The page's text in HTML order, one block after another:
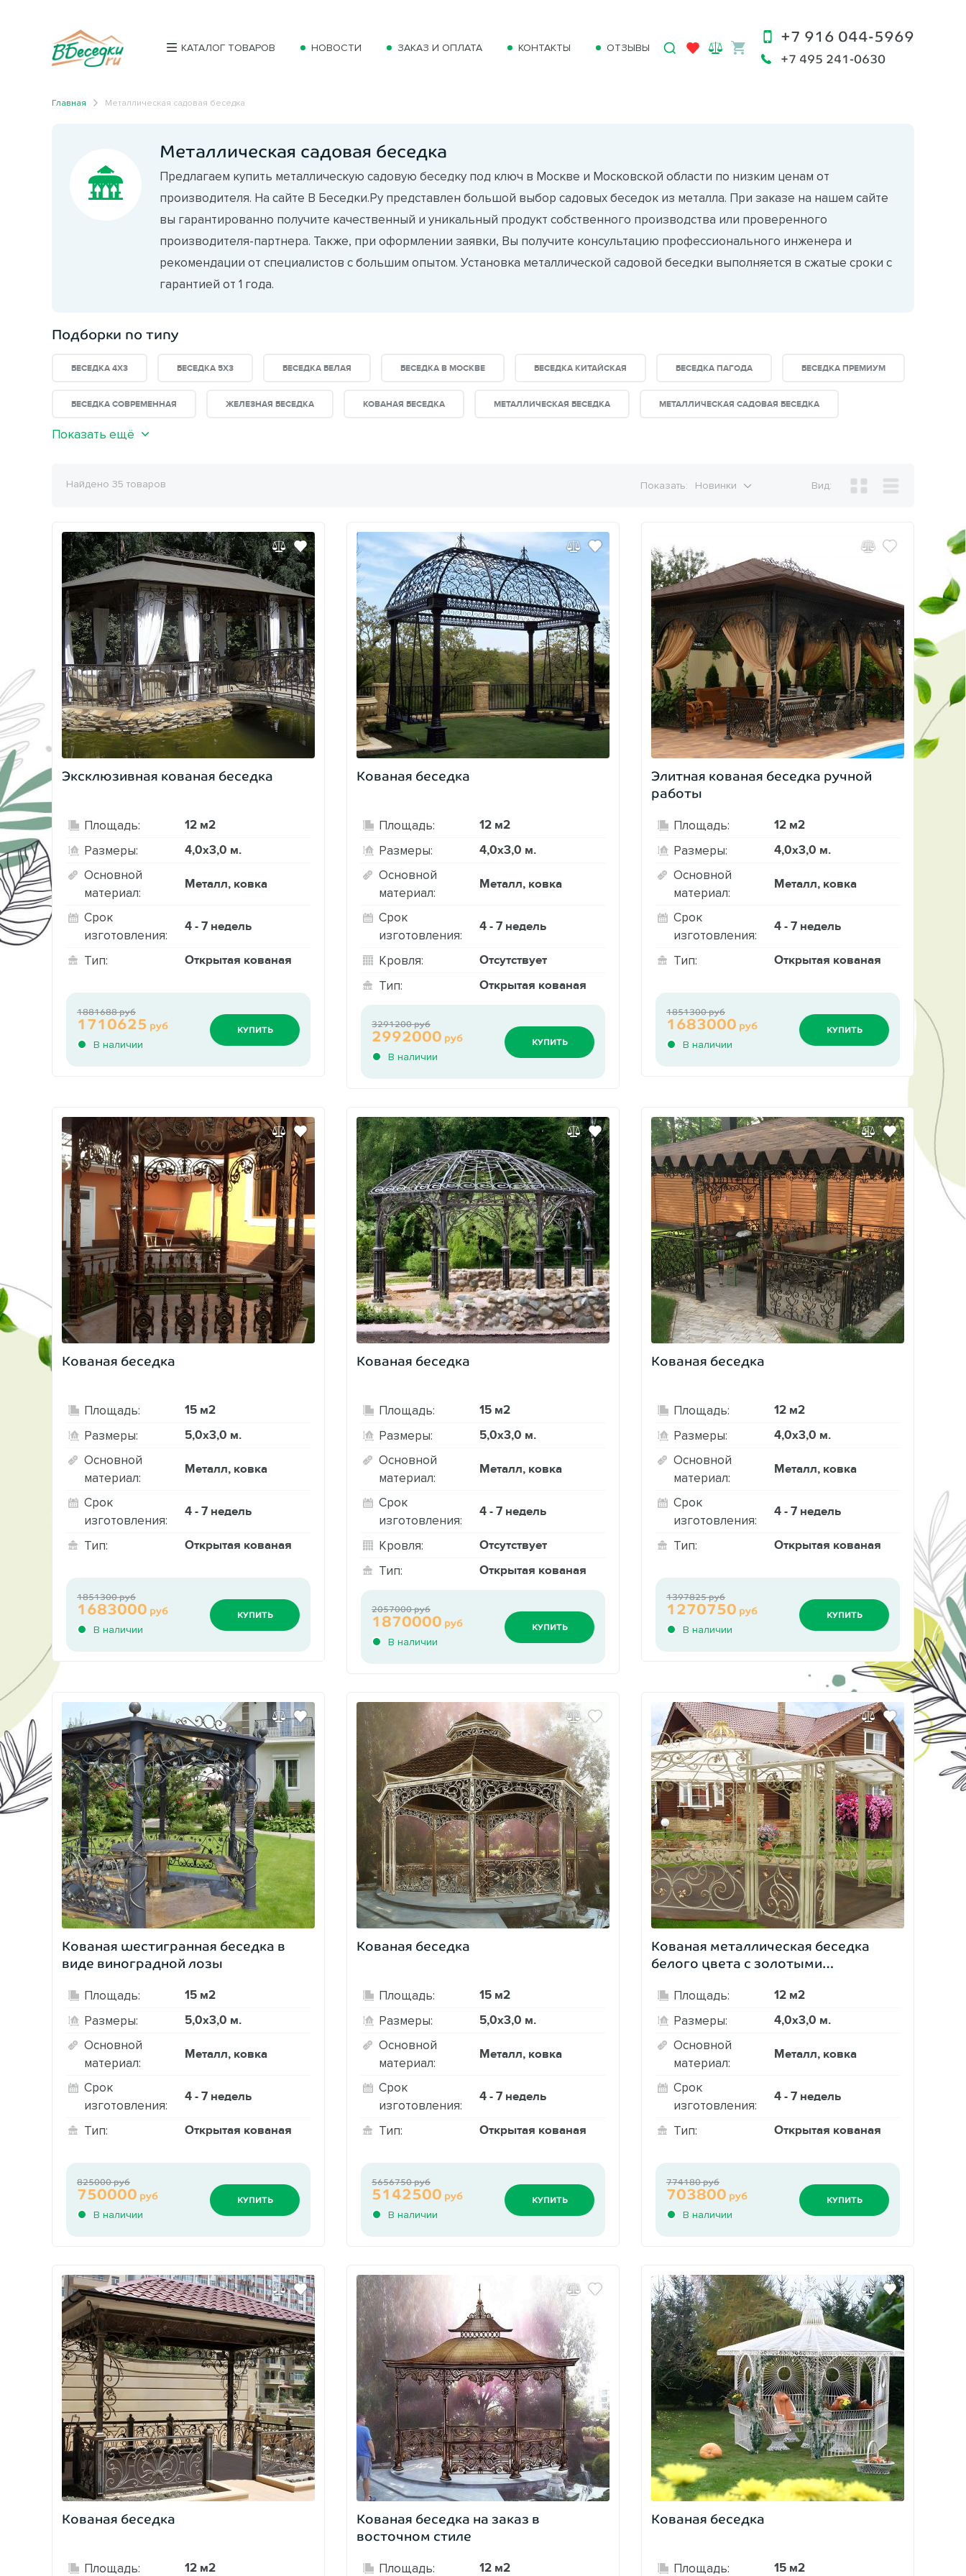
КАТАЛОГ ТОВАРОВ НОВОСТИ ЗАКАЗ И ОПЛАТА КОНТАКТЫ ОТЗЫВЫ
+7 916 044-5969
+7 495 241-0630
Главная Металлическая садовая беседка
Металлическая садовая беседка
Предлагаем купить металлическую садовую беседку под ключ в Москве и Московской области по низким ценам от
производителя. На сайте В Беседки.Ру представлен большой выбор садовых беседок из металла. При заказе на нашем сайте
вы гарантированно получите качественный и уникальный продукт собственного производства или проверенного
производителя-партнера. Также, при оформлении заявки, Вы получите консультацию профессионального инженера и
рекомендации от специалистов с большим опытом. Установка металлической садовой беседки выполняется в сжатые сроки с
гарантией от 1 года.
Подборки по типу
БЕСЕДКА 4X3 БЕСЕДКА 5Х3 БЕСЕДКА БЕЛАЯ БЕСЕДКА В МОСКВЕ БЕСЕДКА КИТАЙСКАЯ БЕСЕДКА ПАГОДА БЕСЕДКА ПРЕМИУМ
БЕСЕДКА СОВРЕМЕННАЯ ЖЕЛЕЗНАЯ БЕСЕДКА КОВАНАЯ БЕСЕДКА МЕТАЛЛИЧЕСКАЯ БЕСЕДКА МЕТАЛЛИЧЕСКАЯ САДОВАЯ БЕСЕДКА
Показать ещё
Найдено 35 товаров Показать: Новинки Вид:
Эксклюзивная кованая беседка
Площадь: 12 м2
Размеры: 4,0х3,0 м.
Основной
материал:
Металл, ковка
Срок
изготовления:
4 - 7 недель
Тип: Открытая кованая
В наличии
1710625 руб
1881688 руб
КУПИТЬ
Кованая беседка
Площадь: 12 м2
Размеры: 4,0х3,0 м.
Основной
материал:
Металл, ковка
Срок
изготовления:
4 - 7 недель
Кровля: Отсутствует
Тип: Открытая кованая
В наличии
2992000 руб
3291200 руб
КУПИТЬ
Элитная кованая беседка ручной
работы
Площадь: 12 м2
Размеры: 4,0х3,0 м.
Основной
материал:
Металл, ковка
Срок
изготовления:
4 - 7 недель
Тип: Открытая кованая
В наличии
1683000 руб
1851300 руб
КУПИТЬ
Кованая беседка
Площадь: 15 м2
Размеры: 5,0х3,0 м.
Основной
материал:
Металл, ковка
Срок
изготовления:
4 - 7 недель
Тип: Открытая кованая
В наличии
1683000 руб
1851300 руб
КУПИТЬ
Кованая беседка
Площадь: 15 м2
Размеры: 5,0х3,0 м.
Основной
материал:
Металл, ковка
Срок
изготовления:
4 - 7 недель
Кровля: Отсутствует
Тип: Открытая кованая
В наличии
1870000 руб
2057000 руб
КУПИТЬ
Кованая беседка
Площадь: 12 м2
Размеры: 4,0х3,0 м.
Основной
материал:
Металл, ковка
Срок
изготовления:
4 - 7 недель
Тип: Открытая кованая
В наличии
1270750 руб
1397825 руб
КУПИТЬ
Кованая шестигранная беседка в
виде виноградной лозы
Площадь: 15 м2
Размеры: 5,0х3,0 м.
Основной
материал:
Металл, ковка
Срок
изготовления:
4 - 7 недель
Тип: Открытая кованая
В наличии
750000 руб
825000 руб
КУПИТЬ
Кованая беседка
Площадь: 15 м2
Размеры: 5,0х3,0 м.
Основной
материал:
Металл, ковка
Срок
изготовления:
4 - 7 недель
Тип: Открытая кованая
В наличии
5142500 руб
5656750 руб
КУПИТЬ
Кованая металлическая беседка
белого цвета с золотыми
Площадь: 12 м2
Размеры: 4,0х3,0 м.
Основной
материал:
Металл, ковка
Срок
изготовления:
4 - 7 недель
Тип: Открытая кованая
В наличии
703800 руб
774180 руб
КУПИТЬ
Кованая беседка
Площадь: 12 м2
Кованая беседка на заказ в
восточном стиле
Площадь: 12 м2
Кованая беседка
Площадь: 15 м2